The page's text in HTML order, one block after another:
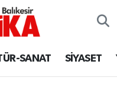
SANAT SİYASET